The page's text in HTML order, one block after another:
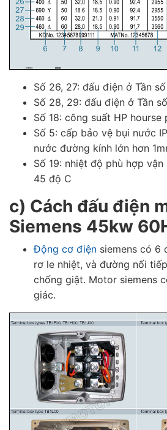
Số 26, 27: đấu điện ở Tần
Số 28, 29: đấu điện ở Tần
Số 18: công suất HP hourse
Số 5: cấp bảo vệ bụi nước
nước đường kính lớn hơn
Số 19: nhiệt độ phù hợp
45 độ C
c) Cách đấu điện
Siemens 45kw
Động cơ điện siemens có 6
rơ le nhiệt, và đường nối
chống giật. Motor siemens
giác.